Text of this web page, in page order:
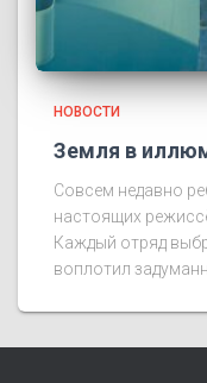
НОВОСТИ
Земля в
Совсем недавно
настоящих
Каждый отряд
воплотил